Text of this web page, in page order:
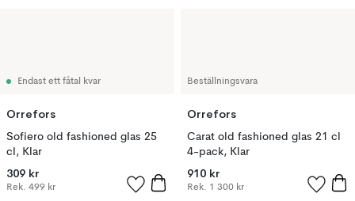
Endast ett fåtal kvar
Orrefors
Sofiero old fashioned glas 25
cl, Klar
309 kr
Rek. 499 kr
Beställningsvara
Orrefors
Carat old fashioned glas 21 cl
4-pack, Klar
910 kr
Rek. 1 300 kr